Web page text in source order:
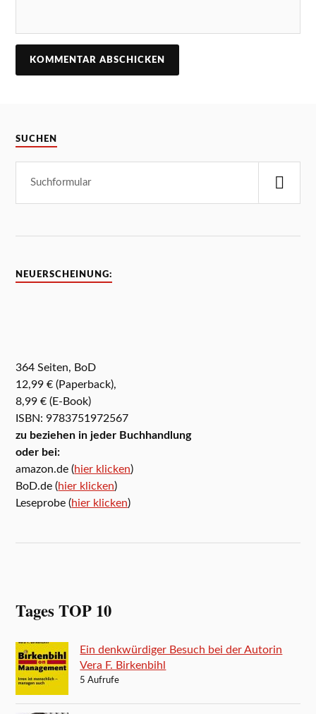
SUCHEN
NEUERSCHEINUNG:
364 Seiten, BoD
12,99 € (Paperback),
8,99 € (E-Book)
ISBN: 9783751972567
zu beziehen in jeder Buchhandlung
oder bei:
amazon.de (hier klicken)
BoD.de (hier klicken)
Leseprobe (hier klicken)
Tages TOP 10
Ein denkwürdiger Besuch bei der Autorin
Vera F. Birkenbihl
5 Aufrufe